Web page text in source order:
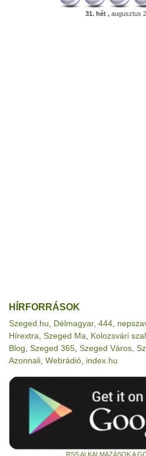
31. hét ,augusztus
HÍRFORRÁSOK
Szeged.hu Délmagyar, 444
Hírextra Szeged Ma Kolozsvári
Blog Szeged 365 Szeged Város
Azonnali Webrádió index.hu
RSS ALKALMAZÁSOK A